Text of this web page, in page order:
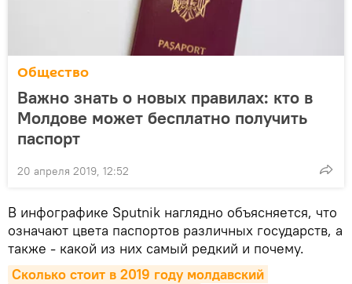
Общество
Важно знать о новых правилах: кто в
Молдове может бесплатно получить
паспорт
20 апреля 2019, 12:52
В инфографике Sputnik наглядно объясняется, что
означают цвета паспортов различных государств, а
также - какой из них самый редкий и почему.
Сколько стоит в 2019 году молдавский